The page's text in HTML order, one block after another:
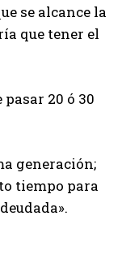
se alcance la
que tener el
20 ó 30
generación;
tiempo para